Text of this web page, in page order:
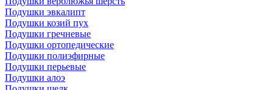
Подушки эвкалипт
Подушки козий пух
Подушки гречневые
Подушки ортопедические
Подушки полиэфирные
Подушки перьевые
Подушки алоэ